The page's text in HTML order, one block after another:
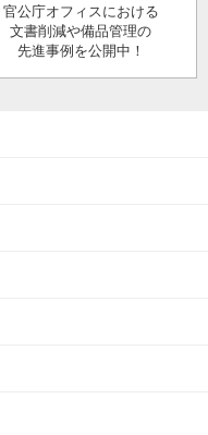
官公庁オフィスにおける
文書削減や備品管理の
先進事例を公開中！